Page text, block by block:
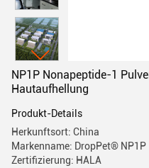
NP1P Nonapeptide-1
Hautaufhellung
Produkt-Details
Herkunftsort: China
Markenname: DropPet® NP1P
Zertifizierung: HALA